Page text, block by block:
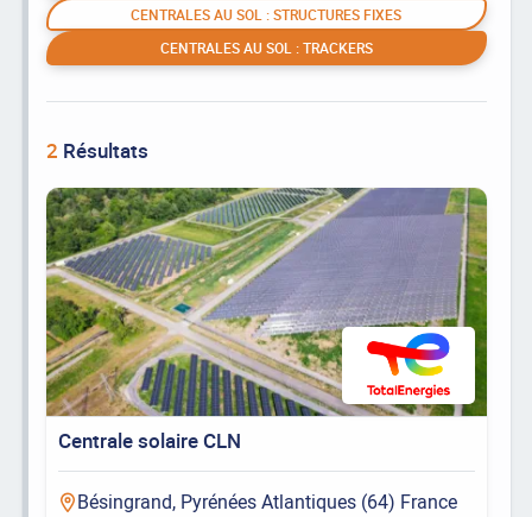
CENTRALES AU SOL : STRUCTURES FIXES
CENTRALES AU SOL : TRACKERS
2 Résultats
Centrale solaire CLN
Bésingrand, Pyrénées Atlantiques (64) France